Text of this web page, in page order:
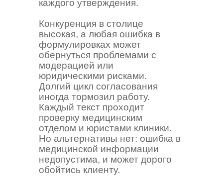
каждого утверждения.
Конкуренция в столице
высокая, а любая ошибка в
формулировках может
обернуться проблемами с
модерацией или
юридическими рисками.
Долгий цикл согласования
иногда тормозил работу.
Каждый текст проходит
проверку медицинским
отделом и юристами клиники.
Но альтернативы нет: ошибка в
медицинской информации
недопустима, и может дорого
обойтись клиенту.